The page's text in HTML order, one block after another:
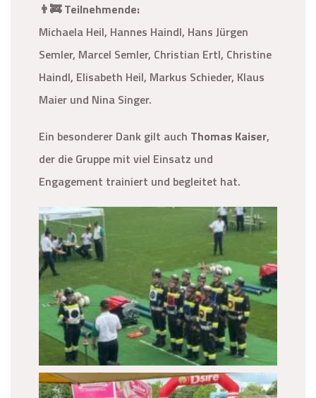
👨‍🚒Teilnehmende:
Michaela Heil, Hannes Haindl, Hans Jürgen
Semler, Marcel Semler, Christian Ertl, Christine
Haindl, Elisabeth Heil, Markus Schieder, Klaus
Maier und Nina Singer.
Ein besonderer Dank gilt auch Thomas Kaiser,
der die Gruppe mit viel Einsatz und
Engagement trainiert und begleitet hat.